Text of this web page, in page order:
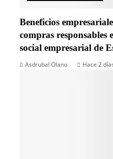
Beneficios
compras responsables
social empresarial de
Asdrubal Olano Hace 2